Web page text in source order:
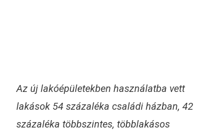
Az új lakóépületekben használatba vett
lakások 54 százaléka családi házban, 42
százaléka többszintes, többlakásos